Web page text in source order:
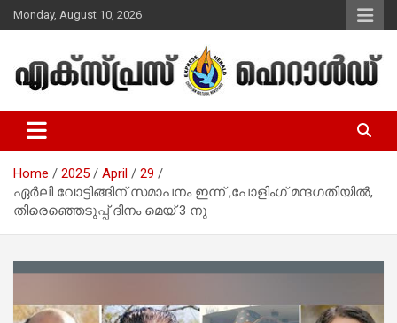
Skip
to
Monday, August 10, 2026
Express Herald – Malayalam
Christian News
Home 2025 April
29
ഏർലി വോട്ടിങ്ങിന് സമാപനം ഇന്ന് ,പോളിംഗ് മന്ദഗതിയിൽ,
തിരെഞ്ഞെടുപ്പ് ദിനം മെയ് 3 നു